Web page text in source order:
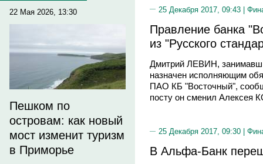
22 Мая 2026, 13:30
Пешком по
островам: как новый
мост изменит туризм
в Приморье
25 Декабря 2017, 09:43 |
Правление банка
из "Русского
Дмитрий ЛЕВИН,
назначен исполняющим
ПАО КБ "Восточный",
посту он сменил Алексея
25 Декабря 2017, 09:30 |
В Альфа-Банк